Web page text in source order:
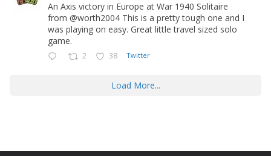
An Axis victory in Europe at War 1940 Solitaire
from @worth2004 This is a pretty tough one and I
was playing on easy. Great little travel sized solo
game.
2 38 Twitter
Load More...